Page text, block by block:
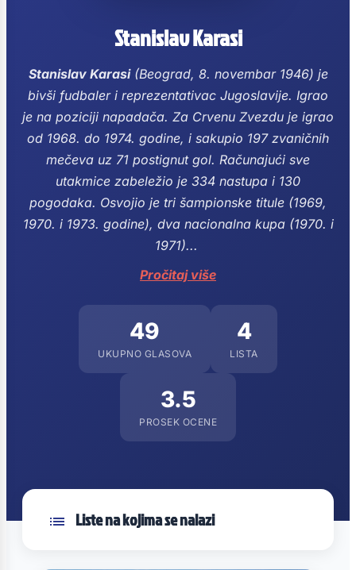
Stanislav Karasi
Stanislav Karasi(Beograd, 8. novembar 1946) je
bivši fudbaler i reprezentativac Jugoslavije. Igrao
je na poziciji napadača. Za Crvenu Zvezdu je igrao
od 1968. do 1974. godine, i sakupio 197 zvaničnih
mečeva uz 71 postignut gol. Računajući sve
utakmice zabeležio je 334 nastupa i 130
pogodaka. Osvojio je tri šampionske titule (1969,
1970. i 1973. godine), dva nacionalna kupa (1970. i
1971)...
Pročitaj više
49
UKUPNO GLASOVA
4
LISTA
3.5
PROSEK OCENE
Liste na kojima se nalazi